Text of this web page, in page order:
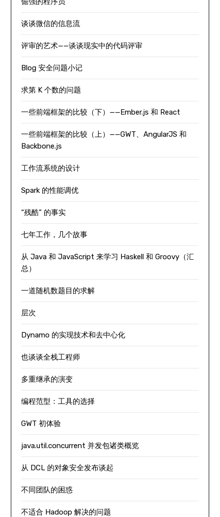
谈谈微信的信息流
评审的艺术——谈谈现实中的代码评审
Blog 安全问题小记
求第 K 个数的问题
一些前端框架的比较（下）——Ember.js 和 React
一些前端框架的比较（上）——GWT、AngularJS 和
Backbone.js
工作流系统的设计
Spark 的性能调优
“残酷” 的事实
七年工作，几个故事
从 Java 和 JavaScript 来学习 Haskell 和 Groovy（汇
总）
一道随机数题目的求解
层次
Dynamo 的实现技术和去中心化
也谈谈全栈工程师
多重继承的演变
编程范型：工具的选择
GWT 初体验
java.util.concurrent 并发包诸类概览
从 DCL 的对象安全发布谈起
不同团队的困惑
不适合 Hadoop 解决的问题